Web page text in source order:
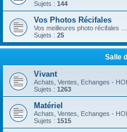
Sujets : 144
Vos Photos Récifales
Vos meilleures photo récifales
Sujets : 25
Salle
Vivant
Achats, Ventes, Echanges -
Sujets : 1263
Matériel
Achats, Ventes, Echanges -
Sujets : 1515